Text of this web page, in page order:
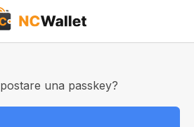
una passkey?